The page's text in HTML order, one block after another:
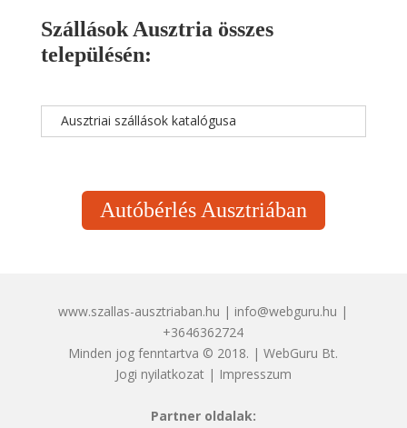
Szállások Ausztria összes
településén:
Ausztriai szállások katalógusa
Autóbérlés Ausztriában
www.szallas-ausztriaban.hu | info@webguru.hu |
+3646362724
Minden jog fenntartva © 2018. | WebGuru Bt.
Jogi nyilatkozat| Impresszum
Partner oldalak: